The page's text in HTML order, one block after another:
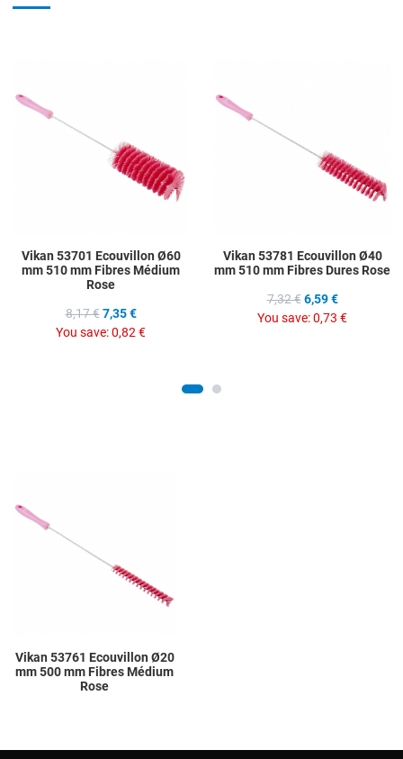
Add to Compare
Vikan 53701 Ecouvillon Ø60
mm 510 mm Fibres Médium
Rose
8,17 € 7,35 €
You save:0,82 €
Vikan 53781 Ecouvillon Ø40
mm 510 mm Fibres Dures Rose
7,32 € 6,59 €
You save:0,73 €
Vikan 53761 Ecouvillon Ø20
mm 500 mm Fibres Médium
Rose